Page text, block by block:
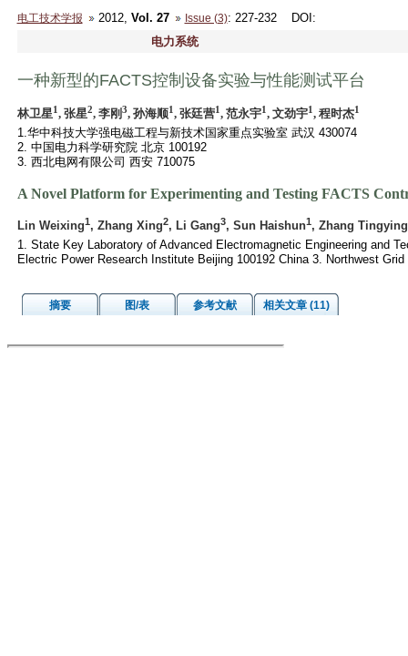
电工技术学报 2012, Vol. 27 Issue (3): 227-232 DOI :
电力系统
一种新型的FACTS控制设备实验与性能测试平台
林卫星1, 张星2, 李刚3, 孙海顺1, 张廷营1, 范永宇1, 文劲宇1, 程时杰1
1.华中科技大学强电磁工程与新技术国家重点实验室 武汉 430074
2. 中国电力科学研究院 北京 100192
3. 西北电网有限公司 西安 710075
A Novel Platform for Experimenting and Testing FACTS
Lin Weixing1, Zhang Xing2, Li Gang3, Sun Haishun1, Zhang Tingying
1. State Key Laboratory of Advanced Electromagnetic Engineering and
Electric Power Research Institute Beijing 100192 China 3. Northwest
摘要 图/表 参考文献 相关文章 (11)